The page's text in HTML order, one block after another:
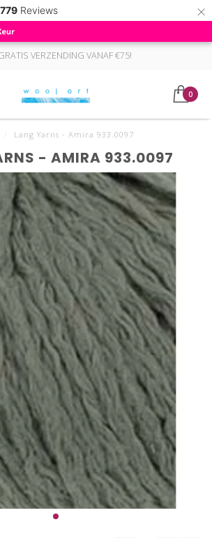
779 Reviews ×
VERZENDING VANAF €75!
0
Lang Yarns - Amira 933.0097
- AMIRA 933.0097